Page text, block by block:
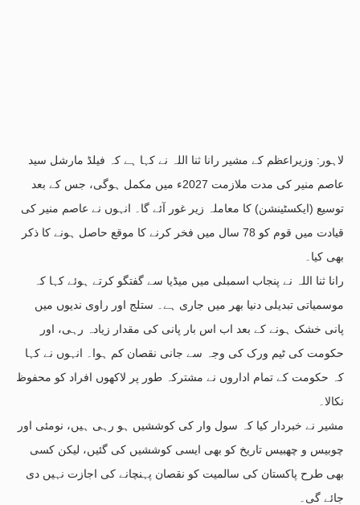
لاہور: وزیراعظم کے مشیر رانا ثنا اللہ نے کہا ہے کہ فیلڈ مارشل سید
عاصم منیر کی مدت ملازمت 2027ء میں مکمل ہوگی، جس کے بعد
توسیع (ایکسٹینشن) کا معاملہ زیر غور آئے گا۔ انہوں نے عاصم منیر کی
قیادت میں قوم کو 78 سال میں فخر کرنے کا موقع حاصل ہونے کا ذکر
بھی کیا۔
رانا ثنا اللہ نے پنجاب اسمبلی میں میڈیا سے گفتگو کرتے ہوئے کہا کہ
موسمیاتی تبدیلی دنیا بھر میں جاری ہے۔ ستلج اور راوی ندیوں میں
پانی خشک ہونے کے بعد اب اس بار پانی کی مقدار زیادہ رہی، اور
حکومت کی ٹیم ورک کی وجہ سے جانی نقصان کم ہوا۔ انہوں نے کہا
کہ حکومت کے تمام اداروں نے مشترکہ طور پر لاکھوں افراد کو محفوظ
نکالا۔
مشیر نے خبردار کیا کہ سول وار کی کوششیں ہو رہی ہیں، نومئی اور
چوبیس و چھبیس تاریخ کو بھی ایسی کوششیں کی گئیں، لیکن کسی
بھی طرح پاکستان کی سالمیت کو نقصان پہنچانے کی اجازت نہیں دی
جائے گی۔